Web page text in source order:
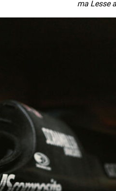
ma Lesse